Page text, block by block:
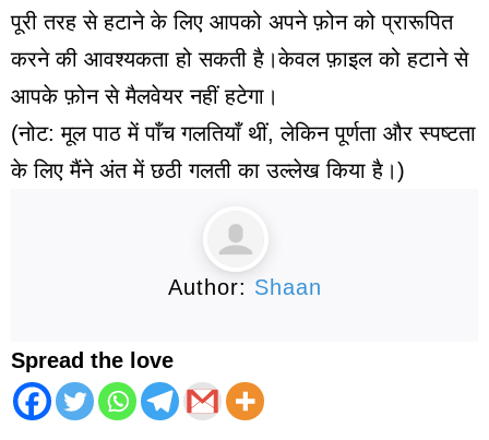
पूरी तरह से हटाने के लिए आपको अपने फ़ोन को प्रारूपित
करने की आवश्यकता हो सकती है।केवल फ़ाइल को हटाने से
आपके फ़ोन से मैलवेयर नहीं हटेगा।
(नोट: मूल पाठ में पाँच गलतियाँ थीं, लेकिन पूर्णता और स्पष्टता
के लिए मैंने अंत में छठी गलती का उल्लेख किया है।)
Author: Shaan
Spread the love